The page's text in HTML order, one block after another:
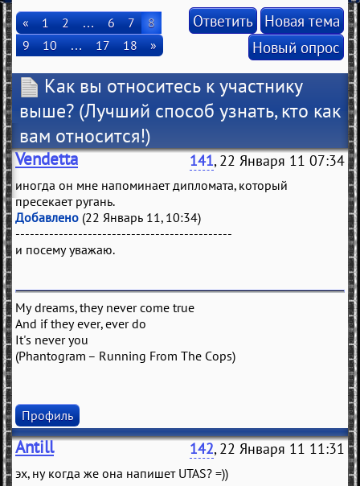
« 1 2 … 6 7
8
9
10 … 17 18 »
Ответить Новая тема
Новый опрос
Как вы относитесь к участнику
выше? (Лучший способ узнать, кто как
вам относится!)
Vendetta 141, 22 Января 11 07:34
иногда он мне напоминает дипломата, который
пресекает ругань.
Добавлено (22 Январь 11, 10:34)
---------------------------------------------
и посему уважаю.
My dreams, they never come true
And if they ever, ever do
It's never you
(Phantogram – Running From The Cops)
Профиль
Antill 142, 22 Января 11 11:31
эх, ну когда же она напишет UTAS? =))